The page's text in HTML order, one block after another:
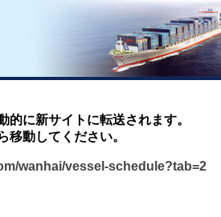
に新サイトに転送されます。
移動してください。
wanhai/vessel-schedule?tab=2